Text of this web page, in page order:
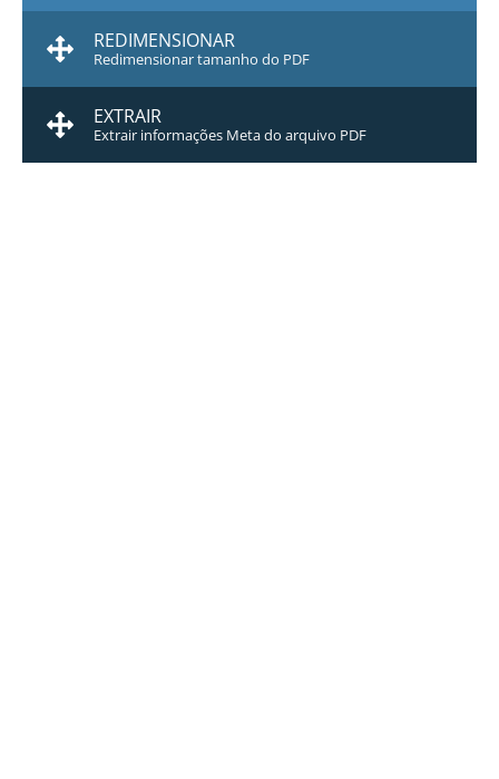
REDIMENSIONAR
Redimensionar tamanho do PDF
EXTRAIR
Extrair informações Meta do arquivo PDF